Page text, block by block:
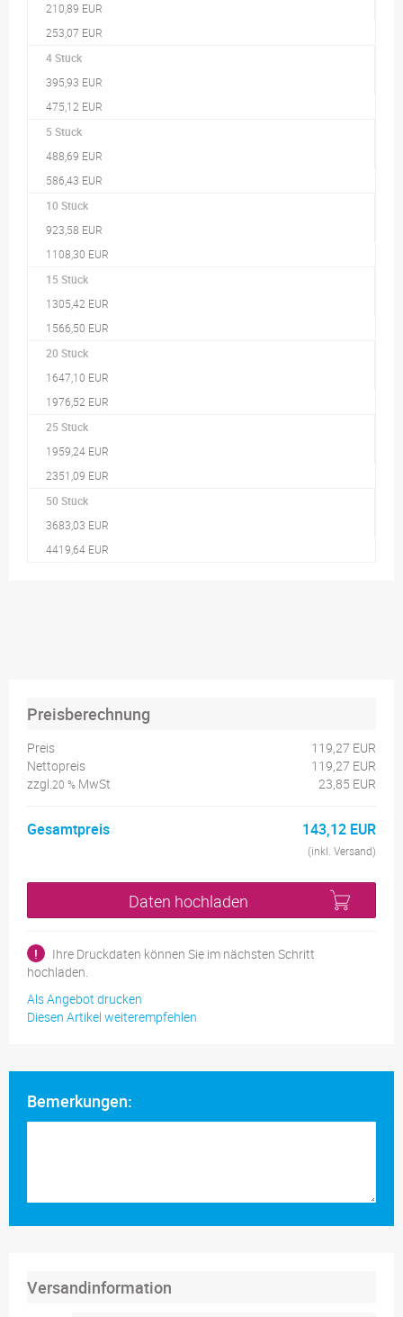
210,89 EUR
253,07 EUR
4 Stück
395,93 EUR
475,12 EUR
5 Stück
488,69 EUR
586,43 EUR
10 Stück
923,58 EUR
1108,30 EUR
15 Stück
1305,42 EUR
1566,50 EUR
20 Stück
1647,10 EUR
1976,52 EUR
25 Stück
1959,24 EUR
2351,09 EUR
50 Stück
3683,03 EUR
4419,64 EUR
Preisberechnung
Preis
119,27 EUR
Nettopreis
119,27 EUR
zzgl.20 % MwSt 23,85 EUR
Gesamtpreis 143,12 EUR
(inkl. Versand)
Daten hochladen
!
Ihre Druckdaten können Sie im nächsten Schritt
hochladen.
Als Angebot drucken
Diesen Artikel weiterempfehlen
Bemerkungen:
Versandinformation